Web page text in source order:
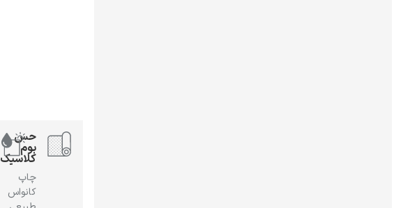
حس
بوم
کلاسیک
چاپ
کانواس